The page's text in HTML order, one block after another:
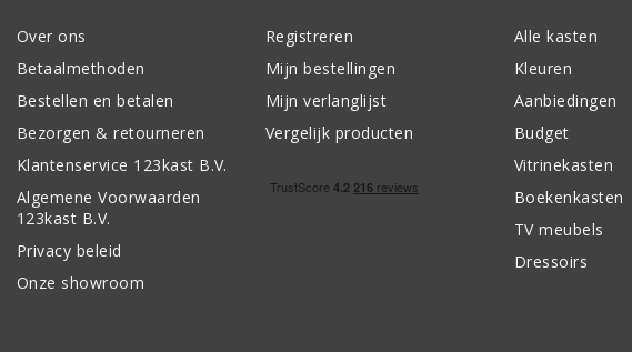
Over ons
Betaalmethoden
Bestellen en betalen
Bezorgen & retourneren
Klantenservice 123kast B.V.
Algemene Voorwaarden
123kast B.V.
Privacy beleid
Onze showroom
Registreren
Mijn bestellingen
Mijn verlanglijst
Vergelijk producten
Alle kasten
Kleuren
Aanbiedingen
Budget
Vitrinekasten
Boekenkasten
TV meubels
Dressoirs